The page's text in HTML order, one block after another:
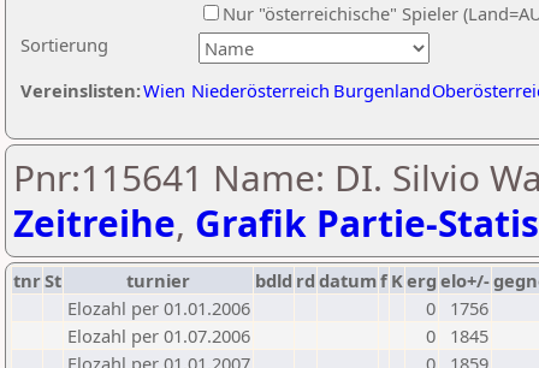
Sortierung
Nur "österreichische" Spieler
Vereinslisten:Wien Niederösterreich Burgenland
Pnr:115641 Name: DI. Silvio
Zeitreihe, Grafik Partie-
tnrSt turnier bdld rd datumf Kerg elo+/-
Elozahl per 01.01.2006
0
1756
Elozahl per 01.07.2006
0
1845
Elozahl per 01.01.2007
0
1859